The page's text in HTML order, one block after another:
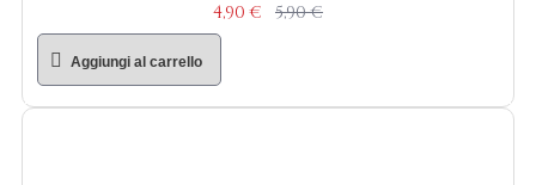
4,90 €
5,90 €
Aggiungi al carrello